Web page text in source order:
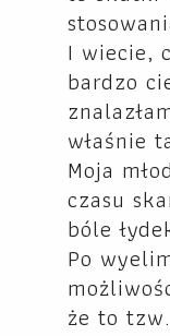
I wiecie,
bardzo
właśnie
Moja
czasu
bóle
Po
że to